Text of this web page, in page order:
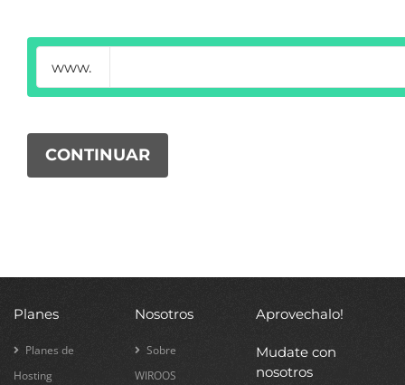
www.
Planes
Planes de
Hosting
Nosotros
Sobre
WIROOS
Aprovechalo!
Mudate con
nosotros